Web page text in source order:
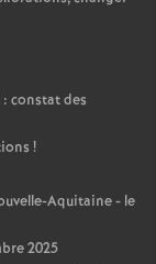
constat des
!
Aquitaine - le
2025